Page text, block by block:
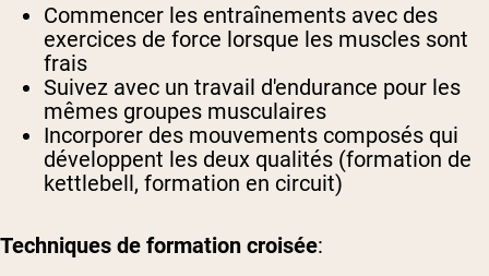
Commencer les entraînements avec des
exercices de force lorsque les muscles sont
frais
Suivez avec un travail d'endurance pour les
mêmes groupes musculaires
Incorporer des mouvements composés qui
développent les deux qualités (formation de
kettlebell, formation en circuit)
Techniques de formation croisée: